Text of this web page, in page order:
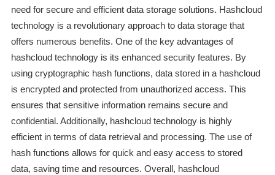
need for secure and efficient data storage solutions. Hashcloud
technology is a revolutionary approach to data storage that
offers numerous benefits. One of the key advantages of
hashcloud technology is its enhanced security features. By
using cryptographic hash functions, data stored in a hashcloud
is encrypted and protected from unauthorized access. This
ensures that sensitive information remains secure and
confidential. Additionally, hashcloud technology is highly
efficient in terms of data retrieval and processing. The use of
hash functions allows for quick and easy access to stored
data, saving time and resources. Overall, hashcloud